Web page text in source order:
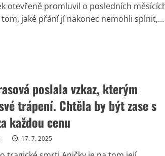
otevřeně promluvil o posledních
jaké přání jí nakonec nemohli splnit,...
poslala vzkaz, kterým
trápení. Chtěla by být zase s
každou cenu
17. 7. 2025